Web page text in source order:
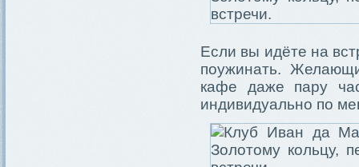
Если вы идёте на
поужинать.
кафе даже пару
индивидуально по